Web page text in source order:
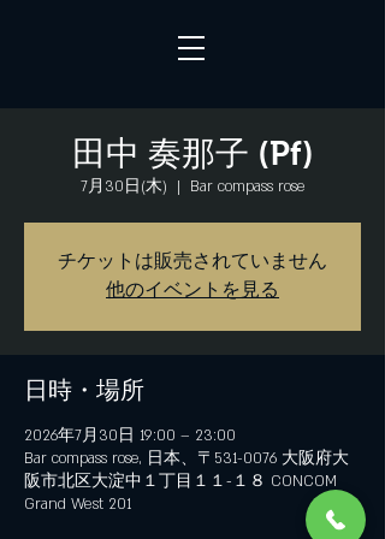
田中 奏那子 (Pf)
7月30日(木)
  |
Bar compass rose
チケットは販売されていません
他のイベントを見る
日時・場所
2026年7月30日 19:00 – 23:00
Bar compass rose, 日本、〒531-0076 大阪府大
阪市北区大淀中１丁目１１−１８ CONCOM
Grand West 201